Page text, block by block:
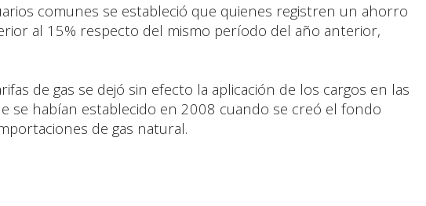
comunes se estableció que quienes registren un ahorro
al 15% respecto del mismo período del año anterior,
de gas se dejó sin efecto la aplicación de los cargos en las
se habían establecido en 2008 cuando se creó el fondo
de gas natural.